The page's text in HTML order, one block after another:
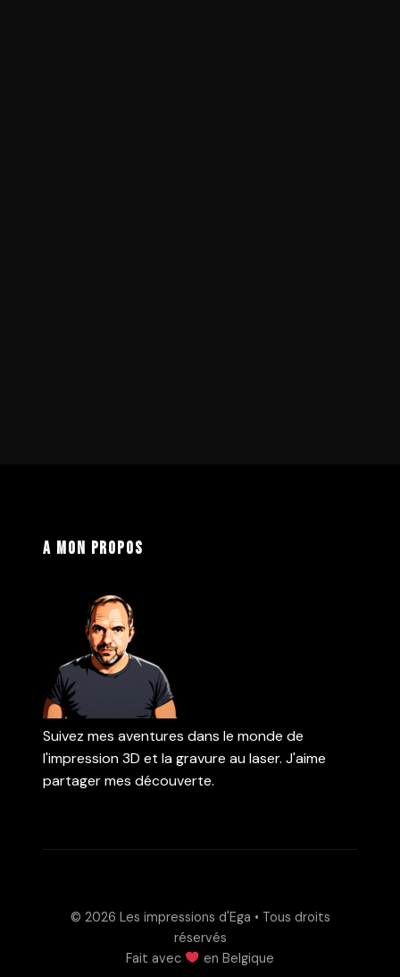
A mon propos
Suivez mes aventures dans le monde de
l'impression 3D et la gravure au laser. J'aime
partager mes découverte.
© 2026 Les impressions d'Ega • Tous droits
réservés
Fait avec
en Belgique